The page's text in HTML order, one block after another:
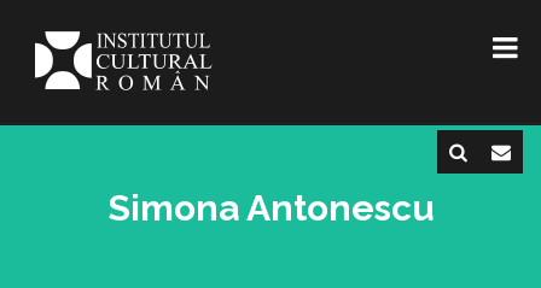
Simona Antonescu